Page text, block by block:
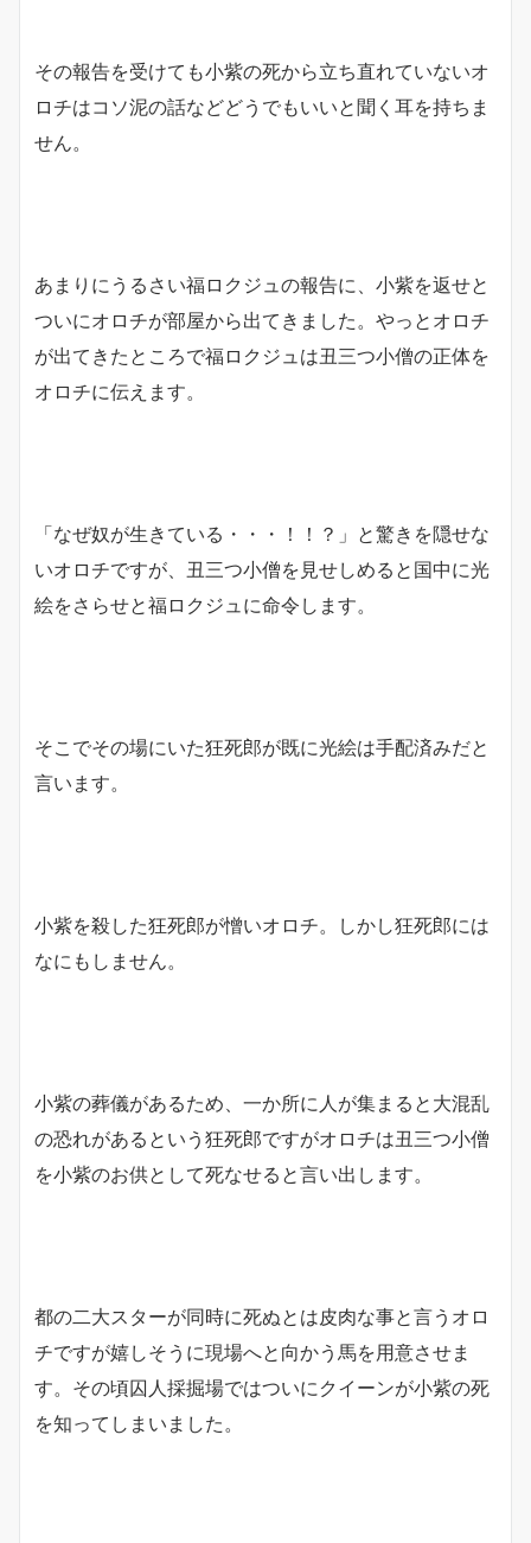
その報告を受けても小紫の死から立ち直れていないオ
ロチはコソ泥の話などどうでもいいと聞く耳を持ちま
せん。
あまりにうるさい福ロクジュの報告に、小紫を返せと
ついにオロチが部屋から出てきました。やっとオロチ
が出てきたところで福ロクジュは丑三つ小僧の正体を
オロチに伝えます。
「なぜ奴が生きている・・・！！？」と驚きを隠せな
いオロチですが、丑三つ小僧を見せしめると国中に光
絵をさらせと福ロクジュに命令します。
そこでその場にいた狂死郎が既に光絵は手配済みだと
言います。
小紫を殺した狂死郎が憎いオロチ。しかし狂死郎には
なにもしません。
小紫の葬儀があるため、一か所に人が集まると大混乱
の恐れがあるという狂死郎ですがオロチは丑三つ小僧
を小紫のお供として死なせると言い出します。
都の二大スターが同時に死ぬとは皮肉な事と言うオロ
チですが嬉しそうに現場へと向かう馬を用意させま
す。その頃囚人採掘場ではついにクイーンが小紫の死
を知ってしまいました。